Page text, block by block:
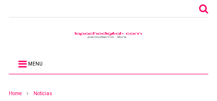
MENU
Home Noticias